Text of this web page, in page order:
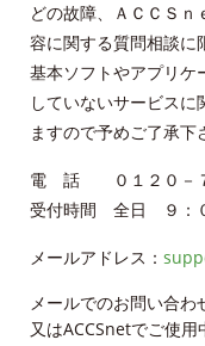
どの故障、ＡＣＣＳ
容に関する質問相談に
基本ソフトやアプリケ
していないサービス
ますので予めご了承下
電 話 ０１２０－７
受付時間 全日 ９：
メールアドレス：
メールでのお問い合わ
又はACCSnetでご使用